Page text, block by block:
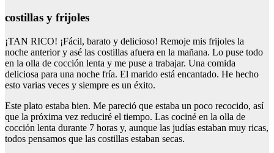
costillas y frijoles
¡TAN RICO! ¡Fácil, barato y delicioso! Remoje mis frijoles la
noche anterior y asé las costillas afuera en la mañana. Lo puse todo
en la olla de cocción lenta y me puse a trabajar. Una comida
deliciosa para una noche fría. El marido está encantado. He hecho
esto varias veces y siempre es un éxito.
Este plato estaba bien. Me pareció que estaba un poco recocido, así
que la próxima vez reduciré el tiempo. Las cociné en la olla de
cocción lenta durante 7 horas y, aunque las judías estaban muy ricas,
todos pensamos que las costillas estaban secas.